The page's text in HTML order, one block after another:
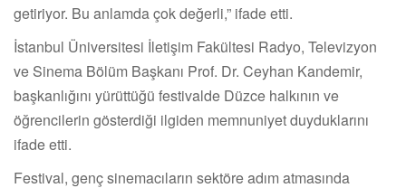
getiriyor. Bu anlamda çok değerli,” ifade etti.
İstanbul Üniversitesi İletişim Fakültesi Radyo, Televizyon
ve Sinema Bölüm Başkanı Prof. Dr. Ceyhan Kandemir,
başkanlığını yürüttüğü festivalde Düzce halkının ve
öğrencilerin gösterdiği ilgiden memnuniyet duyduklarını
ifade etti.
Festival, genç sinemacıların sektöre adım atmasında